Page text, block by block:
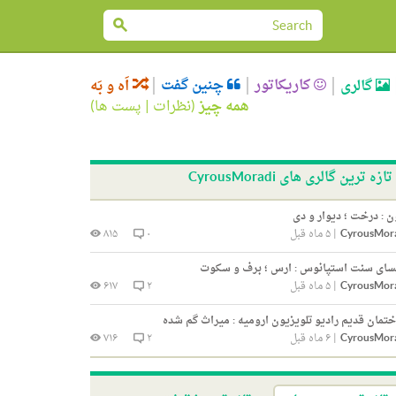
گالری کاریکاتور چنین گفت اَه و بَه
همه چیز(نظرات | پست ها)
تازه ترین گالری های CyrousMoradi
: درخت ؛ دیوار و دی
|۵ ماه قبل ۰
۸۱۵
سنت استپانوس : ارس ؛ برف و سکوت
|۵ ماه قبل ۲
۶۱۷
قدیم رادیو تلویزیون ارومیه : میراث گم شده
|۶ ماه قبل ۲ ۷۱۶